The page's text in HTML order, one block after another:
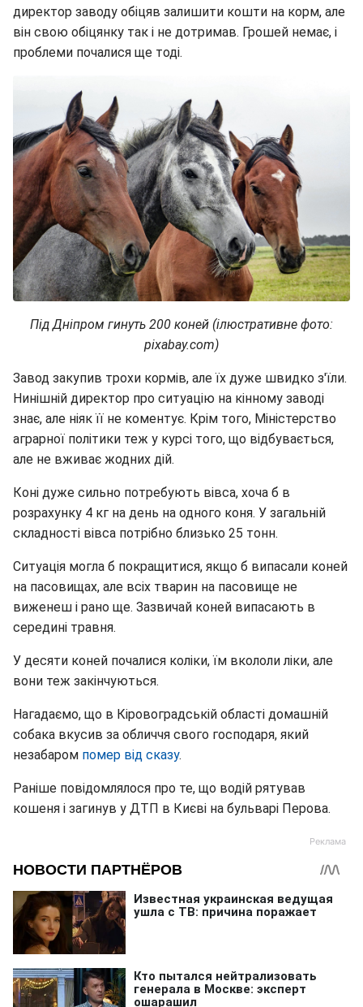
директор заводу обіцяв залишити кошти на корм, але
він свою обіцянку так і не дотримав. Грошей немає, і
проблеми почалися ще тоді.
Під Дніпром гинуть 200 коней (ілюстративне фото:
pixabay.com)
Завод закупив трохи кормів, але їх дуже швидко з'їли.
Нинішній директор про ситуацію на кінному заводі
знає, але ніяк її не коментує. Крім того, Міністерство
аграрної політики теж у курсі того, що відбувається,
але не вживає жодних дій.
Коні дуже сильно потребують вівса, хоча б в
розрахунку 4 кг на день на одного коня. У загальній
складності вівса потрібно близько 25 тонн.
Ситуація могла б покращитися, якщо б випасали коней
на пасовищах, але всіх тварин на пасовище не
виженеш і рано ще. Зазвичай коней випасають в
середині травня.
У десяти коней почалися коліки, їм вкололи ліки, але
вони теж закінчуються.
Нагадаємо, що в Кіровоградській області домашній
собака вкусив за обличчя свого господаря, який
незабаром помер від сказу.
Раніше повідомлялося про те, що водій рятував
кошеня і загинув у ДТП в Києві на бульварі Перова.